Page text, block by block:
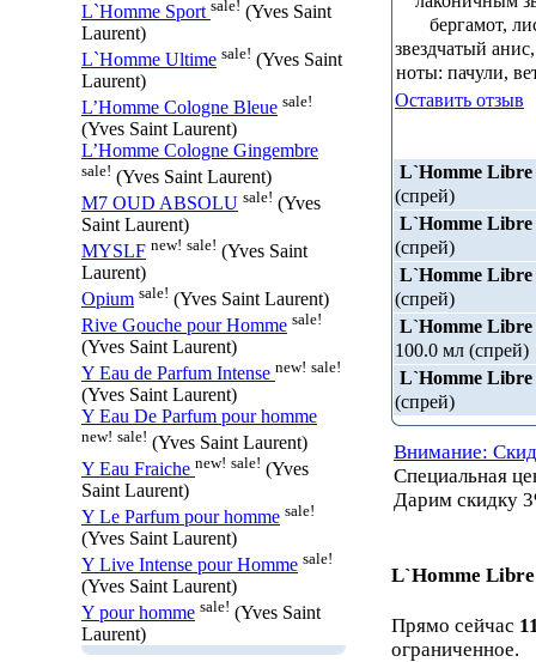
L`Homme Sport sale! (Yves Saint
Laurent)
L`Homme Ultime sale! (Yves Saint
Laurent)
L’Homme Cologne Bleue sale!
(Yves Saint Laurent)
L’Homme Cologne Gingembre
sale! (Yves Saint Laurent)
M7 OUD ABSOLU sale! (Yves
Saint Laurent)
MYSLF new! sale! (Yves Saint
Laurent)
Opium sale! (Yves Saint Laurent)
Rive Gouche pour Homme sale!
(Yves Saint Laurent)
Y Eau de Parfum Intense new! sale!
(Yves Saint Laurent)
Y Eau De Parfum pour homme
new! sale! (Yves Saint Laurent)
Y Eau Fraiche new! sale! (Yves
Saint Laurent)
Y Le Parfum pour homme sale!
(Yves Saint Laurent)
Y Live Intense pour Homme sale!
(Yves Saint Laurent)
Y pour homme sale! (Yves Saint
Laurent)
бергамот,
звездчатый
ноты: пачули,
Оставить отзыв
L`Homme Libre
(спрей)
L`Homme Libre
(спрей)
L`Homme Libre
(спрей)
L`Homme Libre
100.0 мл (спрей)
L`Homme Libre
(спрей)
Внимание:
Специальная
Дарим скидку
L`Homme Libre
Прямо сейчас
ограниченное.